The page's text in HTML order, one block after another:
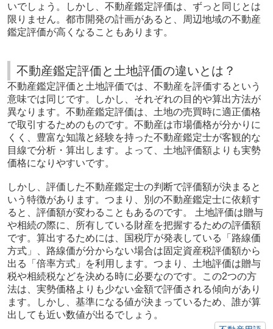
いでしょう。しかし、不動産鑑定評価は、ずっと同じとは
限りません。都市開発の計画があると、周辺地域の不動産
鑑定評価が高くなることもあります。
不動産鑑定評価と土地評価の違いとは？
不動産鑑定評価と土地評価では、不動産を評価するという
意味では同じです。しかし、それぞれの目的や算出方法が
異なります。不動産鑑定評価は、土地の売買時に適正価格
で取引するためのものです。不動産は市場価格が分かりに
くく、豊富な知識と経験を持った不動産鑑定士が客観的な
目線で分析・算出します。よって、土地評価額よりも実勢
価格になりやすいです。
しかし、評価した不動産鑑定士の判断で評価額が決まると
いう特徴があります。つまり、別の不動産鑑定士に依頼す
ると、評価額が変わることもあるのです。 土地評価は贈与
や相続の際に、所有している財産を把握するための評価額
です。算出するためには、国税庁が発表している「路線価
方式」、路線価が分からない場合は固定資産税評価額から
出る「倍率方式」を利用します。つまり、土地評価は贈与
税や相続税などを決める時に必要なのです。この2つの方
法は、実勢価格よりも少ない金額で評価される傾向があり
ます。しかし、基準になる値が決まっているため、誰が算
出しても近い数値が出るでしょう。